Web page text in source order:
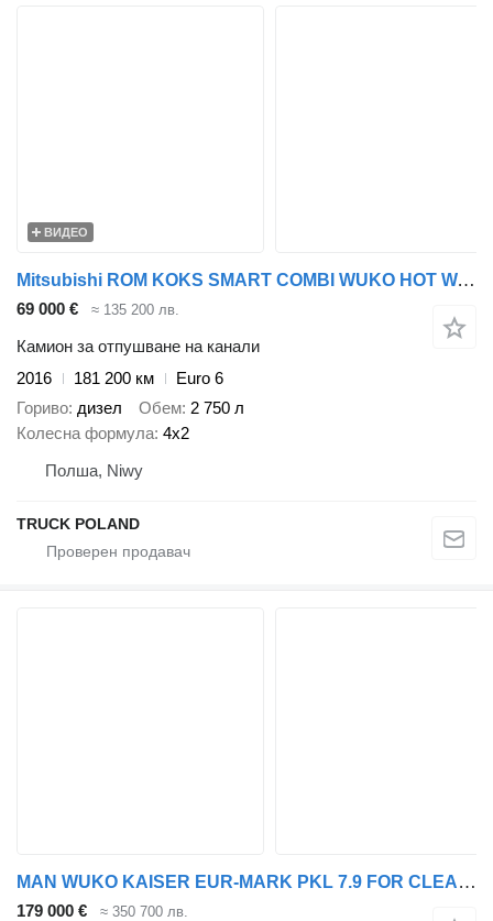
ВИДЕО
Mitsubishi ROM KOKS SMART COMBI WUKO HOT WATER FOR CLEANING SEWAGE EURO 6
69 000 € ≈ 135 200 лв.
Камион за отпушване на канали
2016
181 200 км
Euro 6
Гориво дизел Обем 2 750 л
Колесна формула 4x2
Полша, Niwy
TRUCK POLAND
MAN WUKO KAISER EUR-MARK PKL 7.9 FOR CLEANING SEWAGE EURO 6
179 000 € ≈ 350 700 лв.